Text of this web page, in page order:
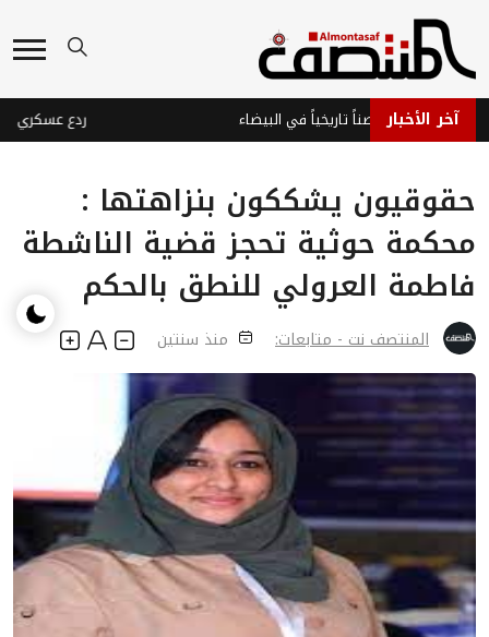
آخر الأخبار
يفجرون حصناً تاريخياً في البيضاء
حقوقيون يشككون بنزاهتها :
محكمة حوثية تحجز قضية الناشطة
فاطمة العرولي للنطق بالحكم
المنتصف نت - متابعات: منذ سنتين